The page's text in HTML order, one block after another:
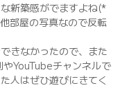
新築感がでますよね(*
部屋の写真なので反転
きなかったので、また
YouTubeチャンネルで
人はぜひ遊びにきてく